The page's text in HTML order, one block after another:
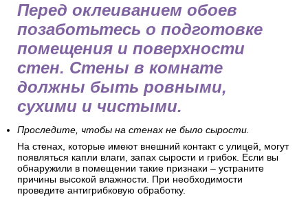
Перед оклеиванием обоев
позаботьтесь о подготовке
помещения и поверхности
стен. Стены в комнате
должны быть ровными,
сухими и чистыми.
Проследите, чтобы на стенах не было сырости.
На стенах, которые имеют внешний контакт с улицей, могут
появляться капли влаги, запах сырости и грибок. Если вы
обнаружили в помещении такие признаки – устраните
причины высокой влажности. При необходимости
проведите антигрибковую обработку.